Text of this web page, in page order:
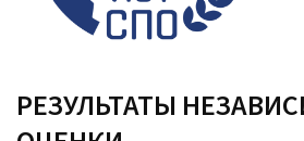
РЕЗУЛЬТАТЫ